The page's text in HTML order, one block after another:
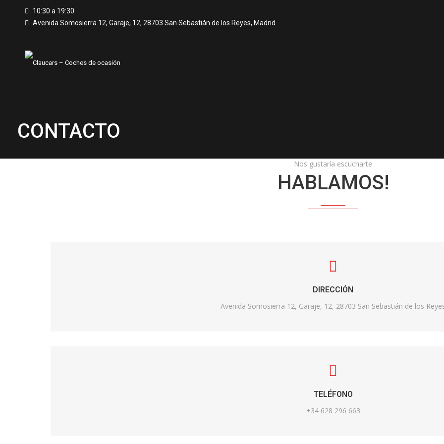
10:30 a 19:30
Avenida Somosierra 12, Garaje, 12, 28703 San Sebastián de los Reyes, Madrid
CONTACTO
Nos gustaría escucharte
HABLAMOS!
DIRECCIÓN
Avenida Somosierra 12, Garaje, 12, 28703 San Sebastián de los
TELÉFONO
+34 628 296 663